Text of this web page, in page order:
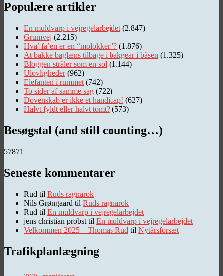
Populære artikler
En muldvarp i vejregelarbejdet (2.847)
Grumvej (2.215)
Hva’ fa’en er en “molokker”? (1.876)
At bakke baglæns tilbage i bakgear i båsen (1.325)
Bloggen stråler som en sol (1.144)
Ulovligheder (962)
Elefanten i rummet (742)
To sider af samme sag (722)
Dovenskab er ikke et handicap! (627)
Halvt fyldt eller halvt tomt? (573)
Besøgstal (and still counting…)
57871
Seneste kommentarer
Rud til Ruds ragnarok
Nils Grøngaard til Ruds ragnarok
Rud til En muldvarp i vejregelarbejdet
jens christian probst til En muldvarp i vejregelarbejdet
Velkommen 2025 – Thomas Rud til Nytårsforsæt
Trafikplanlægning